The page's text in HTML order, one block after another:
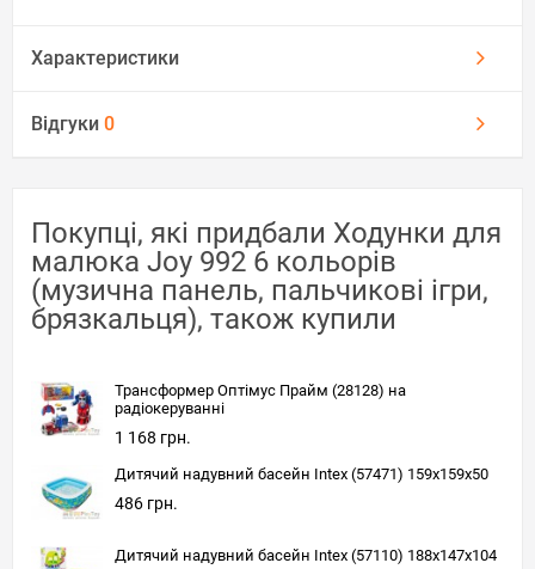
Характеристики
Відгуки 0
Покупці, які придбали Ходунки для
малюка Joy 992 6 кольорів
(музична панель, пальчикові ігри,
брязкальця), також купили
Трансформер Оптімус Прайм (28128) на
радіокеруванні
1 168 грн.
Дитячий надувний басейн Intex (57471) 159x159x50
486 грн.
Дитячий надувний басейн Intex (57110) 188x147x104